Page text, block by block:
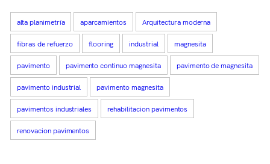
alta planimetría aparcamientos Arquitectura moderna
fibras de refuerzo flooring industrial magnesita
pavimento pavimento continuo magnesita pavimento de magnesita
pavimento industrial pavimento magnesita
pavimentos industriales rehabilitacion pavimentos
renovacion pavimentos